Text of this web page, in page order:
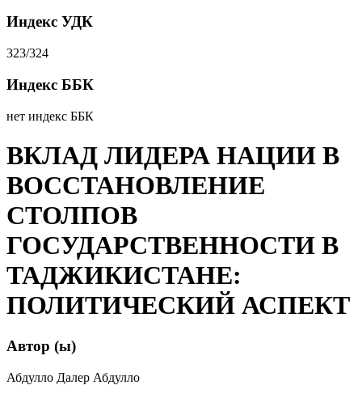
Индекс УДК
323/324
Индекс ББК
нет индекс ББК
ВКЛАД ЛИДЕРА НАЦИИ В
ВОССТАНОВЛЕНИЕ
СТОЛПОВ
ГОСУДАРСТВЕННОСТИ В
ТАДЖИКИСТАНЕ:
ПОЛИТИЧЕСКИЙ АСПЕКТ
Автор (ы)
Абдулло Далер Абдулло